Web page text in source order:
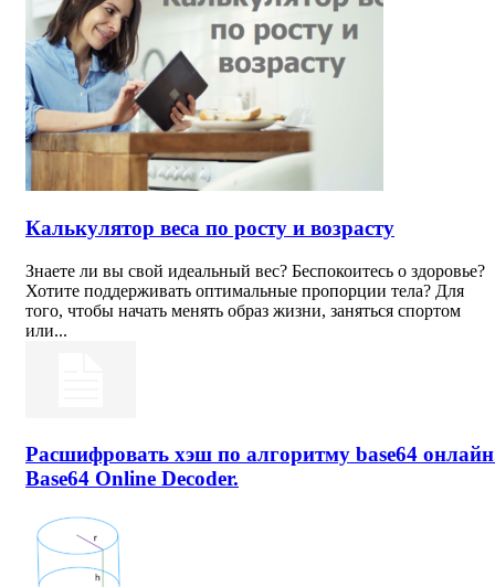
Калькулятор веса по росту и возрасту
Знаете ли вы свой идеальный вес? Беспокоитесь о здоровье?
Хотите поддерживать оптимальные пропорции тела? Для
того, чтобы начать менять образ жизни, заняться спортом
или...
Расшифровать хэш по алгоритму base64
Base64 Online Decoder.